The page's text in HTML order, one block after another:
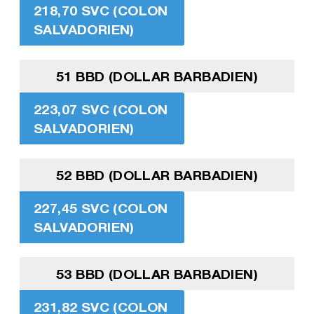
218,70 SVC (COLON
SALVADORIEN)
51 BBD (DOLLAR BARBADIEN)
223,07 SVC (COLON
SALVADORIEN)
52 BBD (DOLLAR BARBADIEN)
227,45 SVC (COLON
SALVADORIEN)
53 BBD (DOLLAR BARBADIEN)
231,82 SVC (COLON